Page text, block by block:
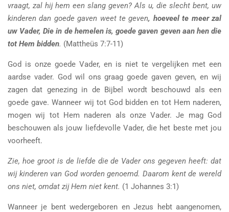
vraagt, zal hij hem een slang geven? Als u, die slecht bent, uw
kinderen dan goede gaven weet te geven, hoeveel te meer zal
uw Vader, Die in de hemelen is, goede gaven geven aan hen die
tot Hem bidden. (Mattheüs 7:7-11)
God is onze goede Vader, en is niet te vergelijken met een
aardse vader. God wil ons graag goede gaven geven, en wij
zagen dat genezing in de Bijbel wordt beschouwd als een
goede gave. Wanneer wij tot God bidden en tot Hem naderen,
mogen wij tot Hem naderen als onze Vader. Je mag God
beschouwen als jouw liefdevolle Vader, die het beste met jou
voorheeft.
Zie, hoe groot is de liefde die de Vader ons gegeven heeft: dat
wij kinderen van God worden genoemd. Daarom kent de wereld
ons niet, omdat zij Hem niet kent. (1 Johannes 3:1)
Wanneer je bent wedergeboren en Jezus hebt aangenomen,